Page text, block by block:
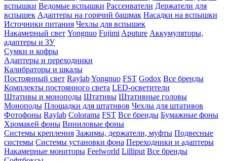
вспышки Ведомые вспышки Рассеиватели Держатели для
вспышек Адаптеры на горячий башмак Насадки на вспышки
Источники питания Чехлы для вспышек
Накамерный свет Yongnuo Fujimi Aputure Аккумуляторы,
адаптеры и ЗУ
Сумки и кофры
Адаптеры и переходники
Калибраторы и шкалы
Постоянный свет RaylabYongnuo FST Godox Все бренды
Комплекты постоянного света LED-осветители
Штативы и моноподы Штативы Штативные головы
Моноподы Площадки для штативов Чехлы для штативов
Фотофоны Raylab Colorama FST Все бренды Бумажные фоны
Хромакей фоны Виниловые фоны
Системы крепления Зажимы, держатели, муфты Подвесные
системы Системы установки фона Переходники и адаптеры
Накамерные мониторы Feelworld Lilliput Все бренды